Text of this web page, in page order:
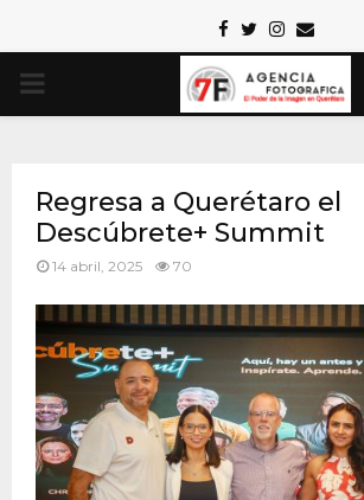
Facebook
TwitterInstagram
Email
PRIMARY
Regresa a Querétaro el
Descúbrete+ Summit
14 abril, 2025 70